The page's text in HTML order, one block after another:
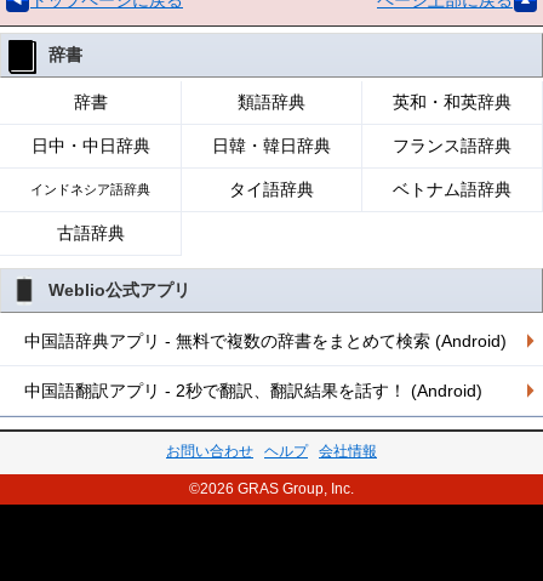
辞書
辞書 類語辞典 英和・和英辞典
日中・中日辞典 日韓・韓日辞典 フランス語辞典
インドネシア語辞典 タイ語辞典 ベトナム語辞典
古語辞典
Weblio公式アプリ
中国語辞典アプリ - 無料で複数の辞書をまとめて検索 (Android)
中国語翻訳アプリ - 2秒で翻訳、翻訳結果を話す！ (Android)
お問い合わせ ヘルプ 会社情報
©2026 GRAS Group, Inc.